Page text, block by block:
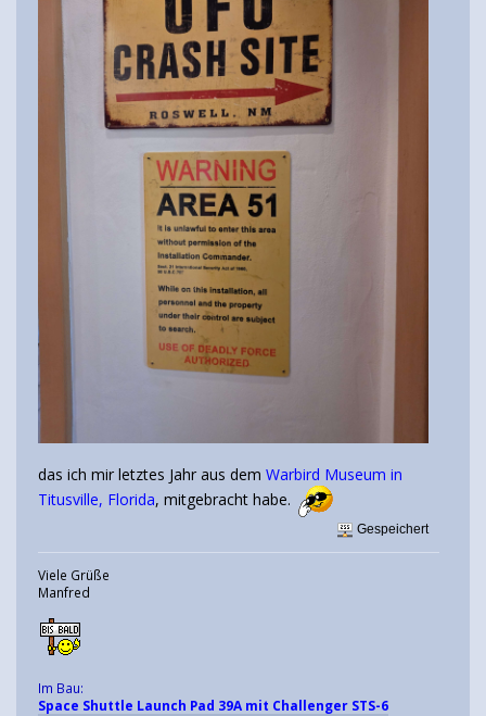
das ich mir letztes Jahr aus dem Warbird Museum in
Titusville, Florida, mitgebracht habe.
Gespeichert
Viele Grüße
Manfred
Im Bau:
Space Shuttle Launch Pad 39A mit Challenger STS-6